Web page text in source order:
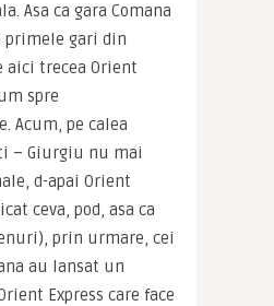
Asa ca gara Comana
primele gari din
aici trecea Orient
spre
Acum, pe calea
– Giurgiu nu mai
d-apai Orient
ceva, pod, asa ca
prin urmare, cei
au lansat un
Express care face